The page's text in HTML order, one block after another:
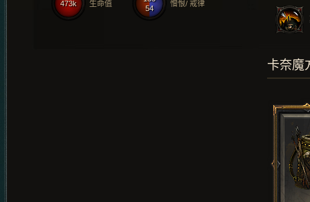
54
憎恨/ 戒律
473k 生命值
卡奈魔